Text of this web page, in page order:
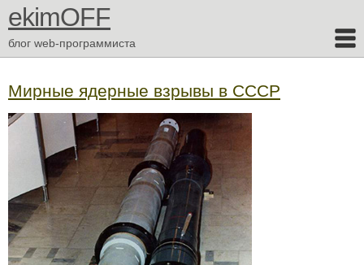
ekimOFF
блог web-программиста
Мирные ядерные взрывы в СССР